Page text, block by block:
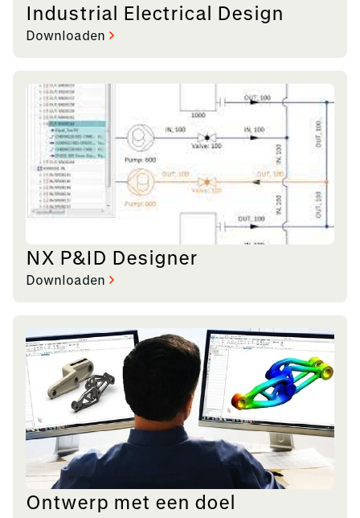
Industrial Electrical Design
Downloaden
NX P&ID Designer
Downloaden
Ontwerp met een doel